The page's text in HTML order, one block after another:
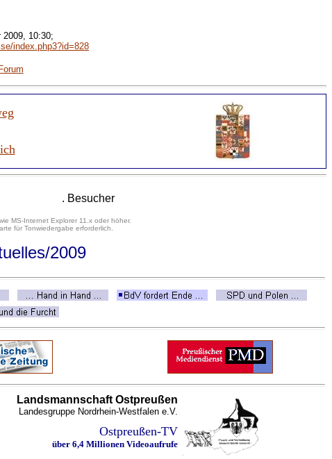
2009, 10:30;
index.php3?id=828
. Besucher
MS-Internet Explorer 11.x oder höher.
für Tonwiedergabe erforderlich.
/2009
Landsmannschaft Ostpreußen
Landesgruppe Nordrhein-Westfalen e.V.
Ostpreußen-TV
über 6,4 Millionen Videoaufrufe